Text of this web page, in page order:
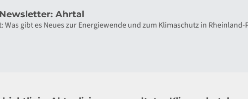
Ahrtal
Was gibt es Neues zur Energiewende und zum Klimaschutz in